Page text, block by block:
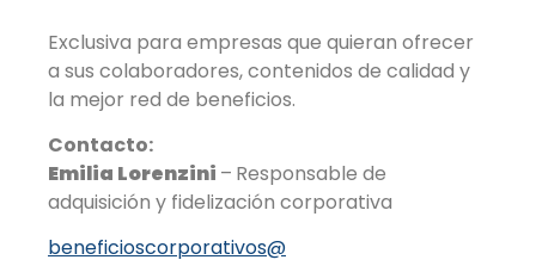
Exclusiva para empresas que quieran ofrecer
a sus colaboradores, contenidos de calidad y
la mejor red de beneficios.
Contacto:
Emilia Lorenzini – Responsable de
adquisición y fidelización corporativa
beneficioscorporativos@